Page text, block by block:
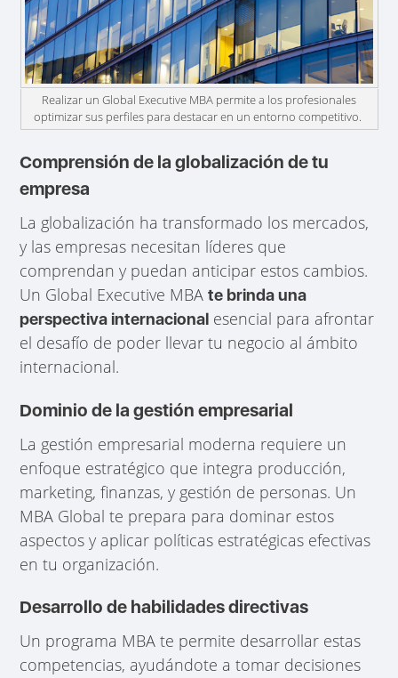
Realizar un Global Executive MBA permite a los profesionales
optimizar sus perfiles para destacar en un entorno competitivo.
Comprensión de la globalización de tu
empresa
La globalización ha transformado los mercados,
y las empresas necesitan líderes que
comprendan y puedan anticipar estos cambios.
Un Global Executive MBAte brinda una
perspectiva internacional esencial para afrontar
el desafío de poder llevar tu negocio al ámbito
internacional.
Dominio de la gestión empresarial
La gestión empresarial moderna requiere un
enfoque estratégico que integra producción,
marketing, finanzas, y gestión de personas. Un
MBA Global te prepara para dominar estos
aspectos y aplicar políticas estratégicas efectivas
en tu organización.
Desarrollo de habilidades directivas
Un programa MBA te permite desarrollar estas
competencias, ayudándote a tomar decisiones